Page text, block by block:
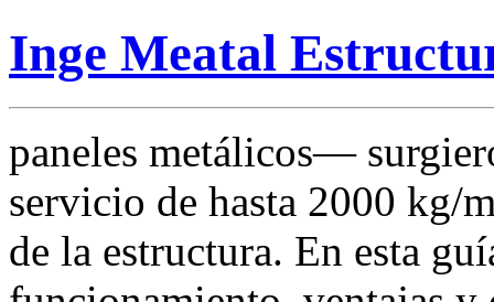
Inge Meatal
paneles metálicos—
servicio de hasta 2000 kg/
de la estructura. En esta